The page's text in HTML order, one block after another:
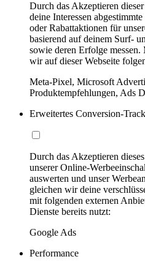
Durch das Akzeptieren
deine Interessen
oder Rabattaktionen für
basierend auf deinem Surf-
sowie deren Erfolge
wir auf dieser Webseite
Meta-Pixel, Microsoft
Produktempfehlungen, Ads
Erweitertes Conversion-
Durch das Akzeptieren
unserer Online-
auswerten und unser
gleichen wir deine
mit folgenden externen
Dienste bereits nutzt:
Google Ads
Performance